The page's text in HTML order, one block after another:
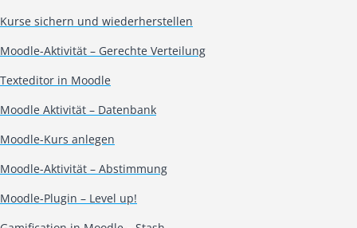
Kurse sichern und wiederherstellen
Moodle-Aktivität – Gerechte Verteilung
Texteditor in Moodle
Moodle Aktivität – Datenbank
Moodle-Kurs anlegen
Moodle-Aktivität – Abstimmung
Moodle-Plugin – Level up!